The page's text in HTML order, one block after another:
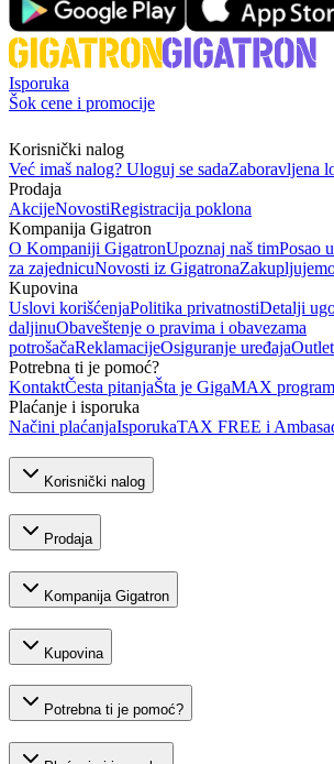
Isporuka
Šok cene i promocije
Korisnički nalog
Već imaš nalog? Uloguj se sadaZaboravljena
Prodaja
AkcijeNovostiRegistracija poklona
Kompanija Gigatron
O Kompaniji GigatronUpoznaj naš timPosao
za zajednicuNovosti iz Gigatrona
Kupovina
Uslovi korišćenjaPolitika privatnostiDetalji
daljinuObaveštenje o pravima i obavezama
potrošačaReklamacijeOsiguranje uređaja
Potrebna ti je pomoć?
KontaktČesta pitanjaŠta je GigaMAX
Plaćanje i isporuka
Načini plaćanjaIsporukaTAX FREE i
Korisnički nalog
Prodaja
Kompanija Gigatron
Kupovina
Potrebna ti je pomoć?